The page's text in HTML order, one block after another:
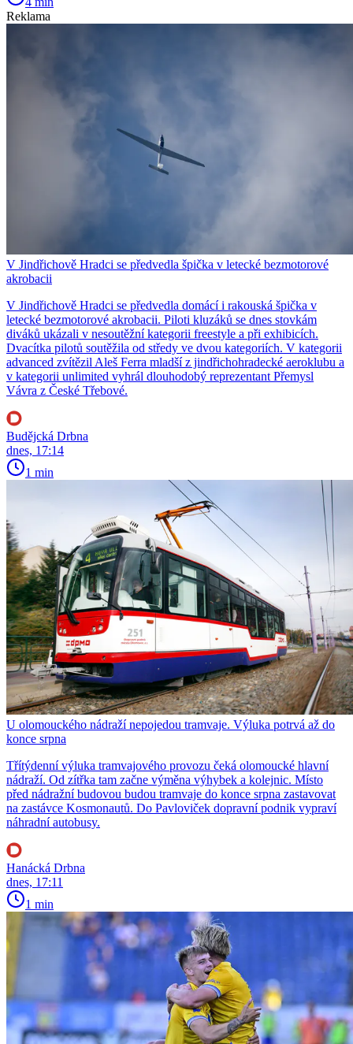
Reklama
V Jindřichově Hradci se předvedla špička v letecké bezmotorové
akrobacii
V Jindřichově Hradci se předvedla domácí i rakouská špička v
letecké bezmotorové akrobacii. Piloti kluzáků se dnes stovkám
diváků ukázali v nesoutěžní kategorii freestyle a při exhibicích.
Dvacítka pilotů soutěžila od středy ve dvou kategoriích. V kategorii
advanced zvítězil Aleš Ferra mladší z jindřichohradecké aeroklubu a
v kategorii unlimited vyhrál dlouhodobý reprezentant Přemysl
Vávra z České Třebové.
Budějcká Drbna
dnes, 17:14
1 min
U olomouckého nádraží nepojedou tramvaje. Výluka potrvá až do
konce srpna
Třítýdenní výluka tramvajového provozu čeká olomoucké hlavní
nádraží. Od zítřka tam začne výměna výhybek a kolejnic. Místo
před nádražní budovou budou tramvaje do konce srpna zastavovat
na zastávce Kosmonautů. Do Pavloviček dopravní podnik vypraví
náhradní autobusy.
Hanácká Drbna
dnes, 17:11
1 min